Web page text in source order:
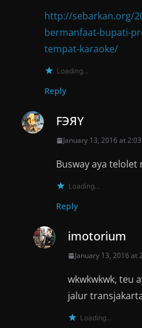
http://sebarkan.org/
bermanfaat-bupati-
tempat-karaoke/
Loading...
Reply
FЭЯY
January 13, 2016 at
Busway aya telolet
Loading...
Reply
imotorium
January 13, 2016 at
wkwkwkwk, teu
jalur
Loading...